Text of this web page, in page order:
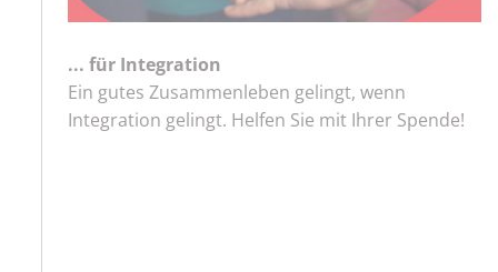
... für Integration
Ein gutes Zusammenleben gelingt, wenn
Integration gelingt. Helfen Sie mit Ihrer Spende!